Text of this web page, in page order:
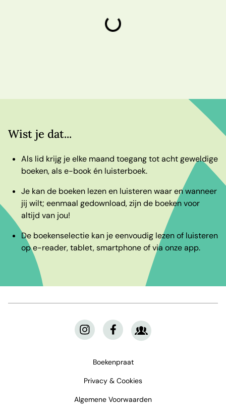
laden
Wist je dat...
Als lid krijg je elke maand toegang tot acht geweldige
boeken, als e-book én luisterboek.
Je kan de boeken lezen en luisteren waar en wanneer
jij wilt; eenmaal gedownload, zijn de boeken voor
altijd van jou!
De boekenselectie kan je eenvoudig lezen of luisteren
op e-reader, tablet, smartphone of via onze app.
Boekenpraat
Privacy & Cookies
Algemene Voorwaarden